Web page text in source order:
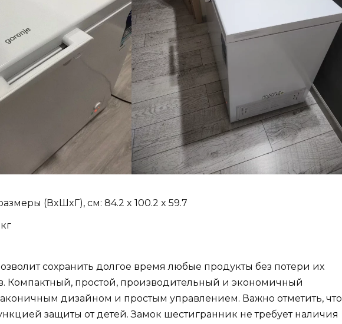
(ВxШxГ), cм: 84.2 x 100.2 x 59.7
сохранить долгое время любые продукты без потери их
Компактный, простой, производительный и экономичный
дизайном и простым управлением. Важно отметить, что
защиты от детей. Замок шестигранник не требует наличия